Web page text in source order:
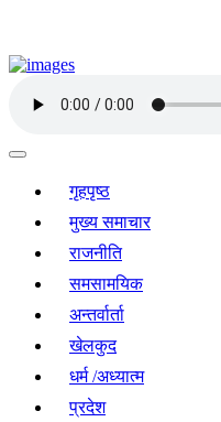
गृहपृष्ठ
मुख्य समाचार
राजनीति
समसामयिक
अन्तर्वार्ता
खेलकुद
धर्म /अध्यात्म
प्रदेश